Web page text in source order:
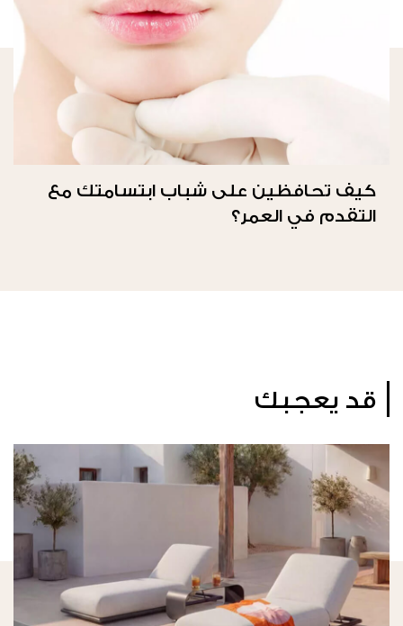
كيف تحافظين على شباب ابتسامتك مع
التقدم في العمر؟
قد يعجبك